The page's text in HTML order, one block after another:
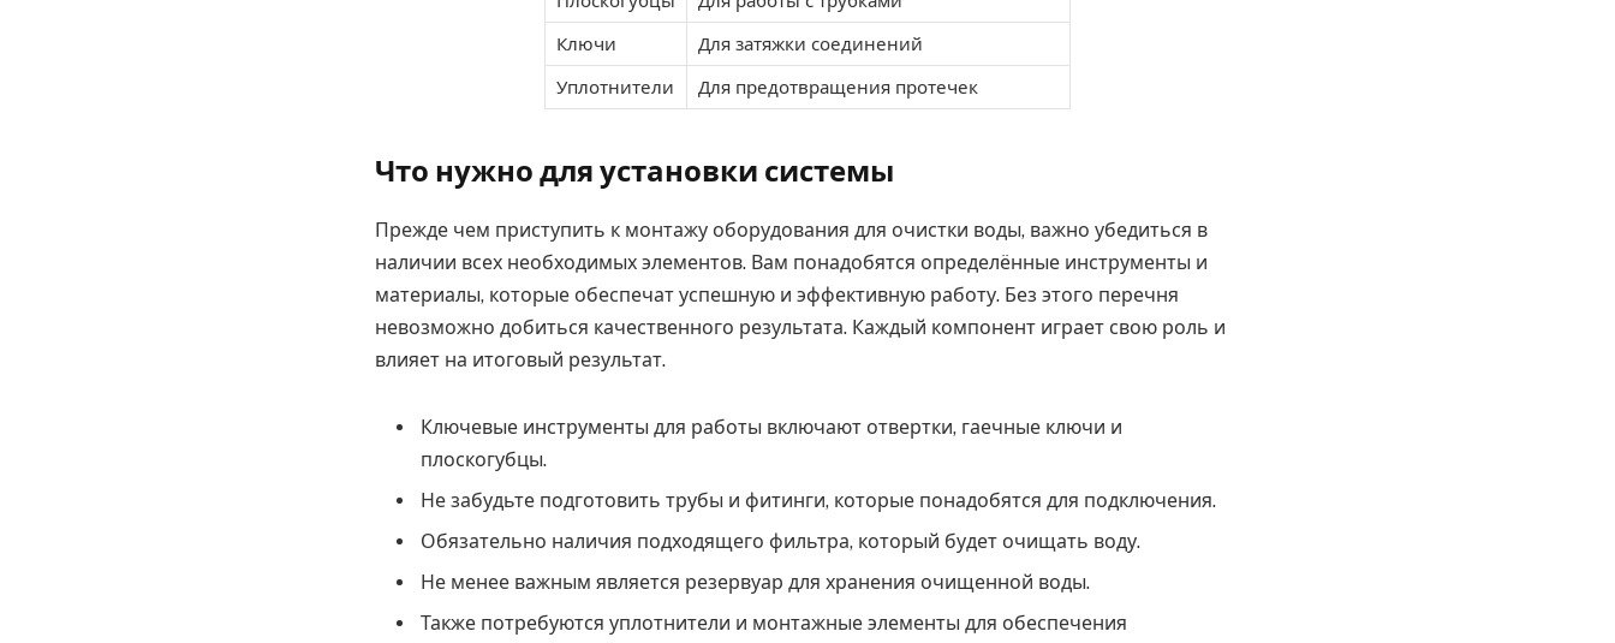
Ключи Для затяжки соединений
Уплотнители Для предотвращения протечек
Что нужно для установки системы
Прежде чем приступить к монтажу оборудования для очистки воды, важно убедиться в
наличии всех необходимых элементов. Вам понадобятся определённые инструменты и
материалы, которые обеспечат успешную и эффективную работу. Без этого перечня
невозможно добиться качественного результата. Каждый компонент играет свою роль и
влияет на итоговый результат.
Ключевые инструменты для работы включают отвертки, гаечные ключи и
плоскогубцы.
Не забудьте подготовить трубы и фитинги, которые понадобятся для подключения.
Обязательно наличия подходящего фильтра, который будет очищать воду.
Не менее важным является резервуар для хранения очищенной воды.
Также потребуются уплотнители и монтажные элементы для обеспечения